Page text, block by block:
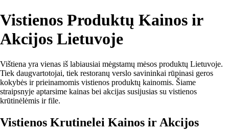
Vistienos Produktų Kainos ir
Akcijos Lietuvoje
Vištiena yra vienas iš labiausiai mėgstamų mėsos produktų Lietuvoje.
Tiek daugvartotojai, tiek restoranų verslo savininkai rūpinasi geros
kokybės ir prieinamomis vistienos produktų kainomis. Šiame
straipsnyje aptarsime kainas bei akcijas susijusias su vistienos
krūtinėlėmis ir file.
Vistienos Krutinelei Kainos ir Akcijos